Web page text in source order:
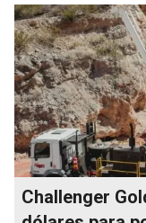
Challenger